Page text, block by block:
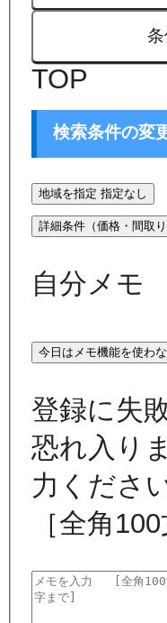
TOP
検索条件の変
地域を指定 指定なし
詳細条件（価格・間取
自分メモ
今日はメモ機能を使わ
登録に失
恐れ入り
力くださ
［全角